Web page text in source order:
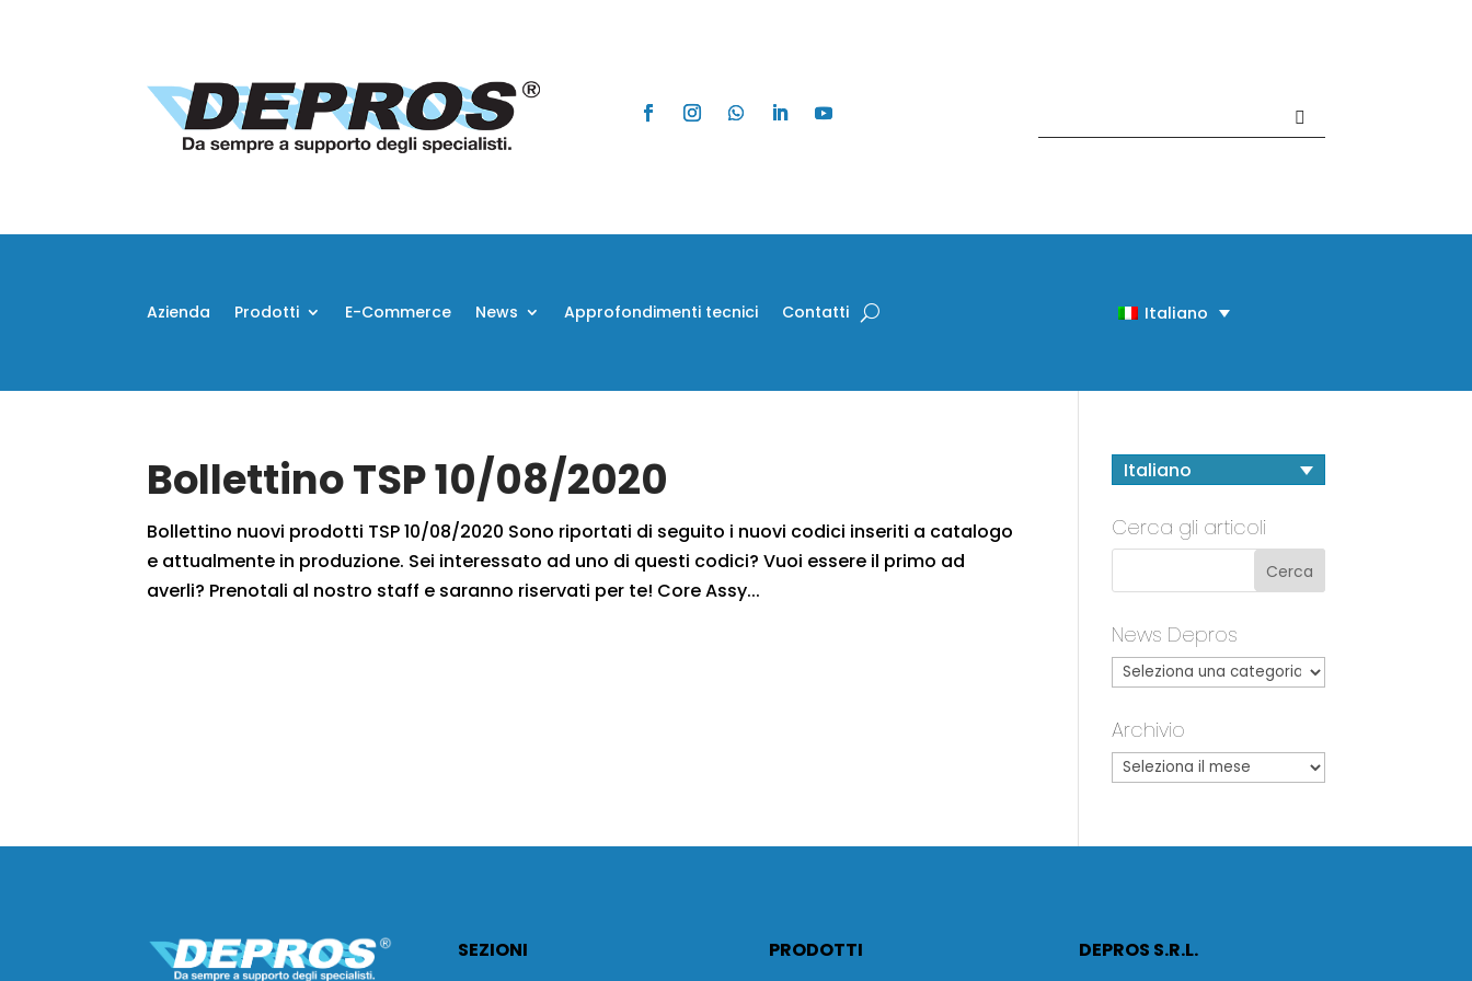
Azienda Prodotti E-Commerce News Approfondimenti tecnici Contatti Italiano
Bollettino TSP 10/08/2020
Bollettino nuovi prodotti TSP 10/08/2020 Sono riportati di seguito i nuovi codici inseriti a catalogo
e attualmente in produzione. Sei interessato ad uno di questi codici? Vuoi essere il primo ad
averli? Prenotali al nostro staff e saranno riservati per te! Core Assy...
Italiano
Cerca gli articoli
News Depros
Archivio
SEZIONI
PRODOTTI
DEPROS S.R.L.